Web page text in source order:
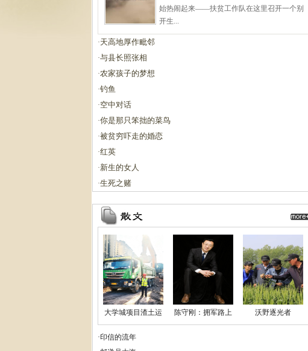
始热闹起来——扶贫工作队在这里召开一个别
开生...
·天高地厚作毗邻
·与县长照张相
·农家孩子的梦想
·钓鱼
·空中对话
·你是那只笨拙的菜鸟
·被贫穷吓走的婚恋
·红英
·新生的女人
·生死之赌
大学城项目渣土运
输的
陈守刚：拥军路上
的追
沃野逐光者
·印信的流年